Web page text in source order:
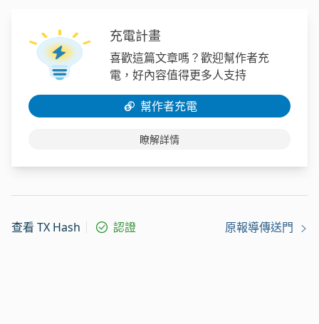
充電計畫
喜歡這篇文章嗎？歡迎幫作者充
電，好內容值得更多人支持
幫作者充電
瞭解詳情
查看 TX Hash 認證 原報導傳送門